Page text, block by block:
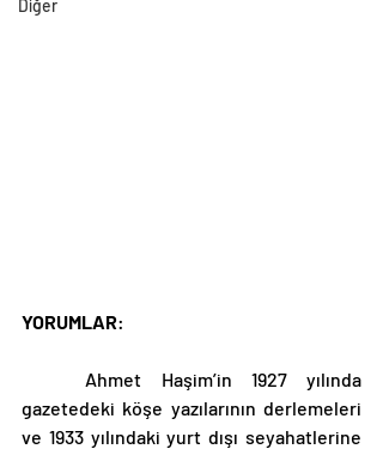
Diğer
YORUMLAR:
gazetedeki köşe yazılarının derlemeleri
ve 1933 yılındaki yurt dışı seyahatlerine